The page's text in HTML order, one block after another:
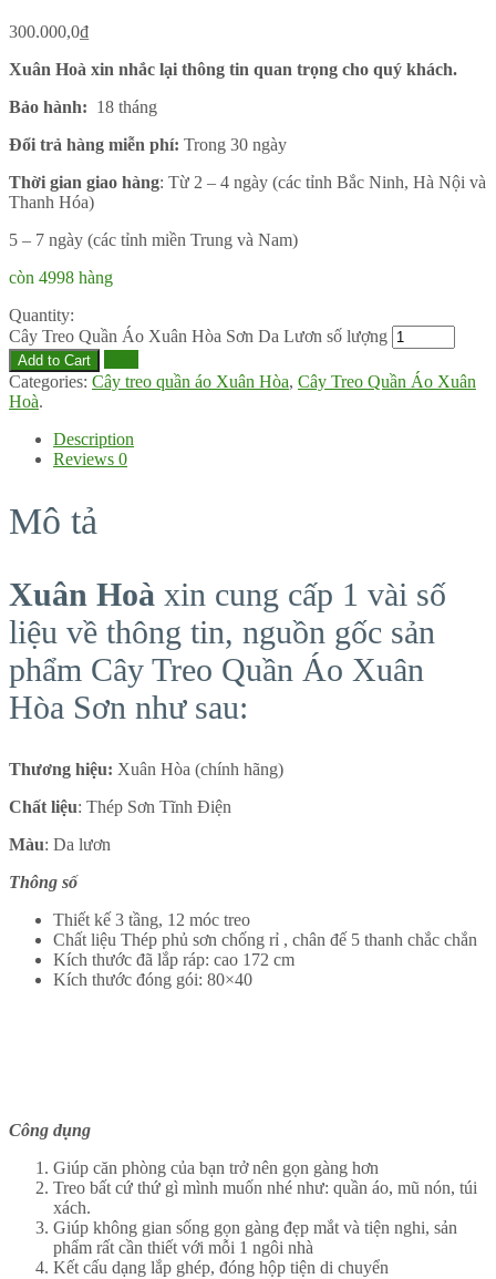
300.000,0₫
Xuân Hoà xin nhắc lại thông tin quan trọng cho quý khách.
Bảo hành: 18 tháng
Đổi trả hàng miễn phí: Trong 30 ngày
Thời gian giao hàng: Từ 2 – 4 ngày (các tỉnh Bắc Ninh, Hà Nội và
Thanh Hóa)
5 – 7 ngày (các tỉnh miền Trung và Nam)
còn 4998 hàng
Quantity:
Cây Treo Quần Áo Xuân Hòa Sơn Da Lươn số lượng
Add to Cart
Categories: Cây treo quần áo Xuân Hòa, Cây Treo Quần Áo Xuân
Hoà.
Description
Reviews 0
Mô tả
Xuân Hoà xin cung cấp 1 vài số
liệu về thông tin, nguồn gốc sản
phẩm Cây Treo Quần Áo Xuân
Hòa Sơn như sau:
Thương hiệu: Xuân Hòa (chính hãng)
Chất liệu: Thép Sơn Tĩnh Điện
Màu: Da lươn
Thông số
Thiết kế 3 tầng, 12 móc treo
Chất liệu Thép phủ sơn chống rỉ , chân đế 5 thanh chắc chắn
Kích thước đã lắp ráp: cao 172 cm
Kích thước đóng gói: 80×40
Công dụng
Giúp căn phòng của bạn trở nên gọn gàng hơn
Treo bất cứ thứ gì mình muốn nhé như: quần áo, mũ nón, túi
xách.
Giúp không gian sống gọn gàng đẹp mắt và tiện nghi, sản
phẩm rất cần thiết với mỗi 1 ngôi nhà
Kết cấu dạng lắp ghép, đóng hộp tiện di chuyển